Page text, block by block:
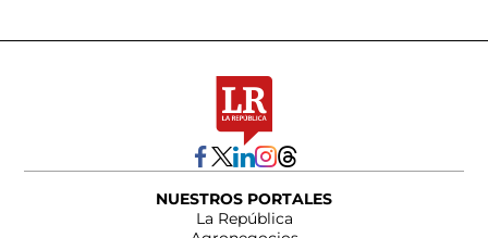
NUESTROS PORTALES
La República